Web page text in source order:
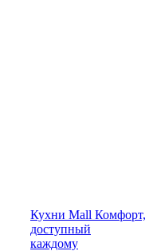
Кухни Mall Комфорт,
доступный
каждому